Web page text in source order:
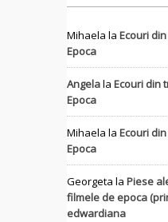
Mihaela la Ecouri
Epoca
Angelala Ecouri din
Epoca
Mihaela la Ecouri
Epoca
Georgeta la Piese
filmele de epoca
edwardiana